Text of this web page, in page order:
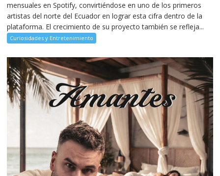
mensuales en Spotify, convirtiéndose en uno de los primeros
artistas del norte del Ecuador en lograr esta cifra dentro de la
plataforma. El crecimiento de su proyecto también se refleja...
Curiosidades y Entretenimiento